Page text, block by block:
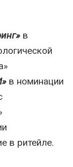
в
в номинации
в ритейле.